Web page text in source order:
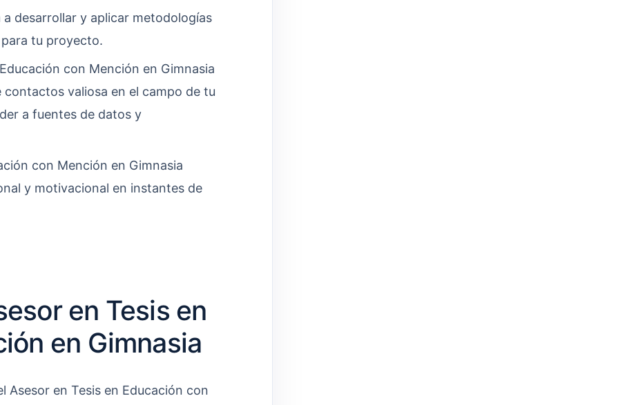
a desarrollar y aplicar metodologías
tu proyecto.
con Mención en Gimnasia
valiosa en el campo de tu
a fuentes de datos y
con Mención en Gimnasia
y motivacional en instantes de
en Tesis en
en Gimnasia
Asesor en Tesis en Educación con